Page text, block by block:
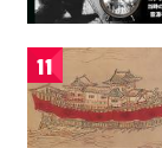
11